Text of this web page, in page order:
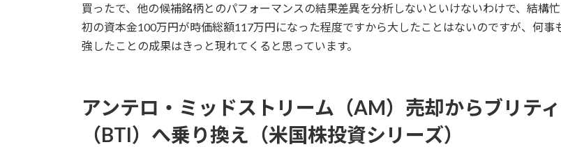
買ったで、他の候補銘柄とのパフォーマンスの結果差異を分析しないといけないわけで、結構
初の資本金100万円が時価総額117万円になった程度ですから大したことはないのですが、何
強したことの成果はきっと現れてくると思っています。
アンテロ・ミッドストリーム（AM）売却からブリテ
（BTI）へ乗り換え（米国株投資シリーズ）